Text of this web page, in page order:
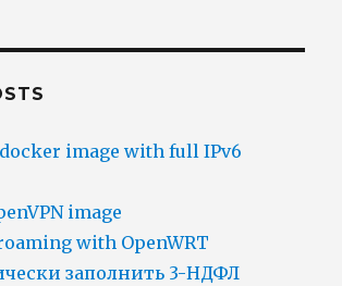
docker image with full IPv6
image
with OpenWRT
заполнить 3-НДФЛ